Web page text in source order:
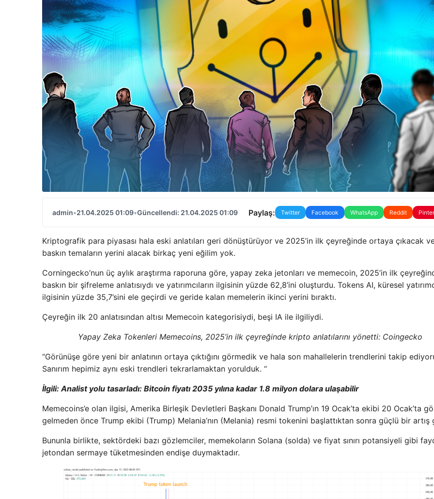
admin•21.04.2025 01:09•Güncellendi: 21.04.2025 01:09 Paylaş: Twitter Facebook WhatsApp Reddit
Kriptografik para piyasası hala eski anlatıları geri dönüştürüyor ve 2025’in ilk çeyreğinde ortaya çıkacak
baskın temaların yerini alacak birkaç yeni eğilim yok.
Corningecko’nun üç aylık araştırma raporuna göre, yapay zeka jetonları ve memecoin, 2025’in ilk
baskın bir şifreleme anlatısıydı ve yatırımcıların ilgisinin yüzde 62,8’ini oluşturdu. Tokens AI, küresel
ilgisinin yüzde 35,7’sini ele geçirdi ve geride kalan memelerin ikinci yerini bıraktı.
Çeyreğin ilk 20 anlatısından altısı Memecoin kategorisiydi, beşi IA ile ilgiliydi.
Yapay Zeka Tokenleri Memecoins, 2025’in ilk çeyreğinde kripto anlatılarını yönetti: Coingecko
“Görünüşe göre yeni bir anlatının ortaya çıktığını görmedik ve hala son mahallelerin trendlerini takip
Sanırım hepimiz aynı eski trendleri tekrarlamaktan yorulduk. “
İlgili: Analist yolu tasarladı: Bitcoin fiyatı 2035 yılına kadar 1.8 milyon dolara ulaşabilir
Memecoins’e olan ilgisi, Amerika Birleşik Devletleri Başkanı Donald Trump’ın 19 Ocak’ta ekibi 20 Ocak’ta
gelmeden önce Trump ekibi (Trump) Melania’nın (Melania) resmi tokenini başlattıktan sonra güçlü bir artış
Bununla birlikte, sektördeki bazı gözlemciler, memekoların Solana (solda) ve fiyat sınırı potansiyeli gibi
jetondan sermaye tüketmesinden endişe duymaktadır.